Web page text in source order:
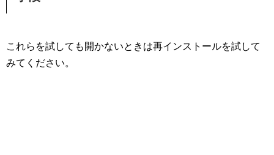
これらを試しても開かないときは再インストールを試して
みてください。